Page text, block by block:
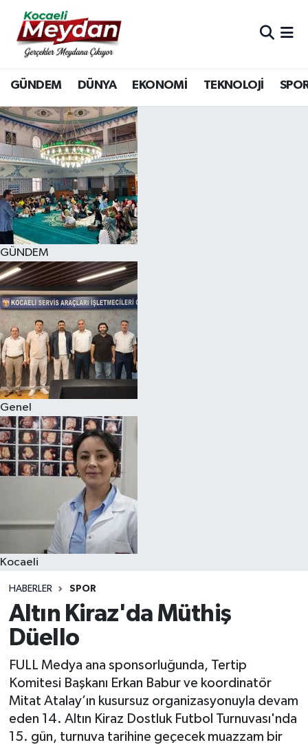
GÜNDEM DÜNYA EKONOMİ TEKNOLOJİ
GÜNDEM
Genel
Kocaeli
HABERLER SPOR
Altın Kiraz'da Müthiş
Düello
FULL Medya ana sponsorluğunda, Tertip
Komitesi Başkanı Erkan Babur ve koordinatör
Mitat Atalay’ın kusursuz organizasyonuyla devam
eden 14. Altın Kiraz Dostluk Futbol Turnuvası'nda
15. gün, turnuva tarihine geçecek muazzam bir
Nöbetçi Eczaneler
Hava Durumu
Trafik Durumu
Süper Lig Puan Durumu ve Fikstür
Tüm Manşetler
Son Dakika Haberleri
Haber Arşivi